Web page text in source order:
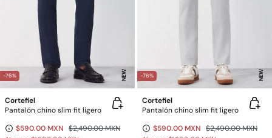
-76% NEW
Cortefiel
Pantalón chino slim fit ligero
$590.00 MXN $2,490.00 MXN
-76% NEW
Cortefiel
Pantalón chino slim fit ligero
$590.00 MXN $2,490.00 MXN